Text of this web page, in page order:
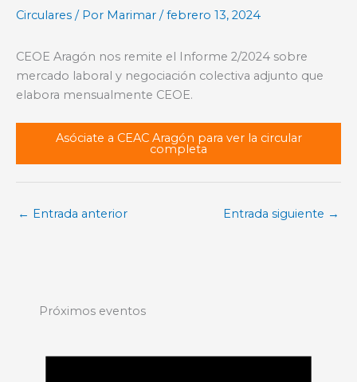
Circulares / Por Marimar /febrero 13, 2024
CEOE Aragón nos remite el Informe 2/2024 sobre
mercado laboral y negociación colectiva adjunto que
elabora mensualmente CEOE.
Asóciate a CEAC Aragón para ver la circular
completa
← Entrada anterior Entrada siguiente →
Próximos eventos